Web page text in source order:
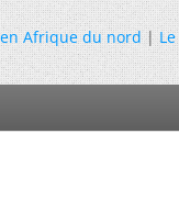
Afrique du nord|